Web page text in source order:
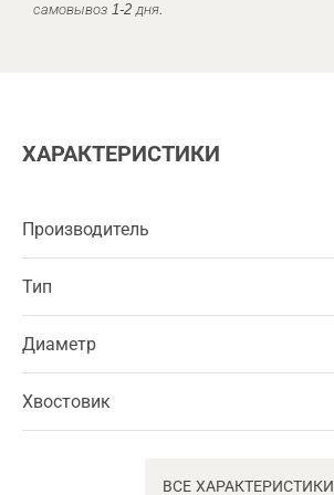
самовывоз 1-2 дня.
ХАРАКТЕРИСТИКИ
Производитель
Тип
Диаметр
Хвостовик
ВСЕ ХАРАКТЕРИСТИКИ